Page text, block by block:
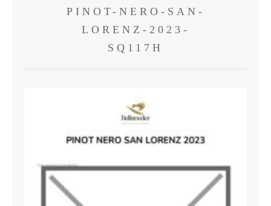
PINOT-NERO-SAN-
LORENZ-2023-
SQ117H